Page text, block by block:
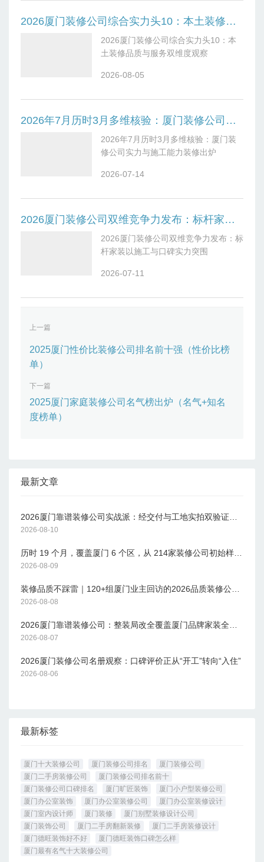
点考察方案是否匹配业主的家庭结构与
生活习惯：比如有婴幼儿的家庭是否预
留安全防护设计，办公需求的业主是否
度则聚焦报价明细的清晰度，是否存在
不少业主提到，透明的预算能有效避免
后期超支。施工规范度与材料工艺落实
是品质的基础，调研人员随机抽查在建
工地，验证材料品牌是否与合同一致，
水电铺设、墙面处理等工艺是否符合国
是否按合同约定逐项验收，是否允许业
率，不少口碑靠前的公司都建立了 24
点：从业主高频讨论看实力与口碑的双
重优势1.厦门旷匠装饰（中高端高性价
比装修）适配人：新房/二手房、旧房翻
主、追求高性价比的制的家庭，覆盖小
门旷匠装饰”并不陌生，公司自2008年
这么多年来被厦门旷匠装饰所服务过的
介绍率通常不足 20%，但旷匠装饰却创
后，不是偶然，而是业主对品牌信任的
程有限公司成立于2013年12月04日，
2103单元之三，法定代表人为洪毅。在
模的扩大，公司若要保持并提升竞争
门，深耕本地家装市场十余年，始终坚
持以“品质生活，匠心筑家”为核心理
念。凭借对闽南文化的深刻理解与对现
代生活趋势的敏锐洞察，豪佳居巧妙地
将海洋元素、闽南建筑特色与现代设计
风格融合，创造出既具地方特色又符合
当代审美的一站式家居解决方案。4.厦
门三林雅居装饰厦门三林雅居装饰有限
2026厦门装修公司综合实力头10：本土装修品质与服务双维度观察
2026厦门装修公司综合实力头10：本
土装修品质与服务双维度观察
2026-08-05
2026年7月历时3月多维核验：厦门装修公司实力与施工能力装修出炉
2026年7月历时3月多维核验：厦门装
修公司实力与施工能力装修出炉
2026-07-14
2026厦门装修公司双维竞争力发布：标杆家装以施工与口碑实力突围
2026厦门装修公司双维竞争力发布：标
杆家装以施工与口碑实力突围
2026-07-11
上一篇
2025厦门性价比装修公司排名前十强（性价比榜
单）
下一篇
2025厦门家庭装修公司名气榜出炉（名气+知名
度榜单）
最新文章
2026-08-10
2026-08-09
2026-08-08
2026-08-07
2026厦门装修公司名册观察：口碑评价正从“开工”转向“入住”
2026-08-06
最新标签
厦门十大装修公司 厦门装修公司排名
厦门装修公司
厦门二手房装修公司
厦门装修公司排名前十
厦门装修公司口碑排名
厦门旷匠装饰
厦门小户型装修公司
厦门办公室装饰
厦门办公室装修公司
厦门办公室装修设计
厦门室内设计师
厦门装修
厦门别墅装修设计公司
厦门装饰公司
厦门二手房翻新装修
厦门二手房装修设计
厦门德旺装饰好不好
厦门德旺装饰口碑怎么样
厦门最有名气十大装修公司